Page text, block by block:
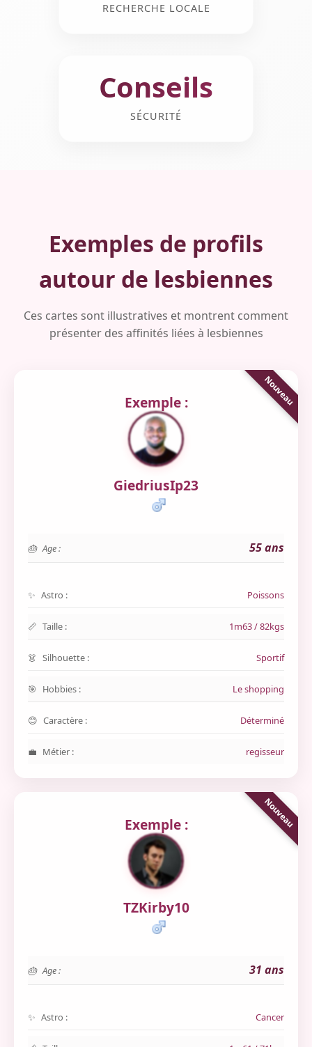
RECHERCHE LOCALE
Conseils
SÉCURITÉ
Exemples de profils
autour de lesbiennes
Ces cartes sont illustratives et montrent comment
présenter des affinités liées à lesbiennes
Exemple :
GiedriusIp23
Age : 55 ans
Astro : Poissons
Taille : 1m63 / 82kgs
Silhouette : Sportif
Hobbies : Le shopping
Caractère : Déterminé
Métier : regisseur
Exemple :
TZKirby10
Age : 31 ans
Astro : Cancer